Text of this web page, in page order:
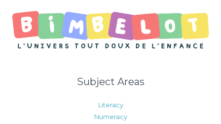
Subject Areas
Literacy
Numeracy